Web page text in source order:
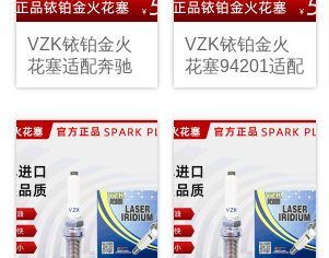
VZK铱铂金火
花塞适配奔驰
VZK铱铂金火
花塞94201适配
宝马